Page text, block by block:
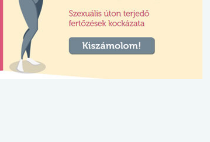
#Suli, munka
Angol középfokú
nyelvvizsga teszt -
#Suli, munka